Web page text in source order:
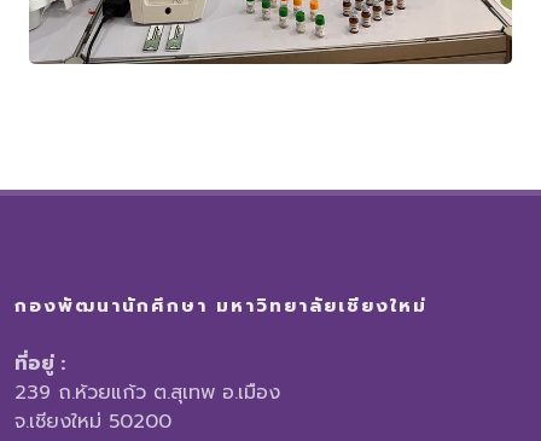
กองพัฒนานักศึกษา มหาวิทยาลัยเชียงใหม่
ที่อยู่ :
239 ถ.ห้วยแก้ว ต.สุเทพ อ.เมือง
จ.เชียงใหม่ 50200